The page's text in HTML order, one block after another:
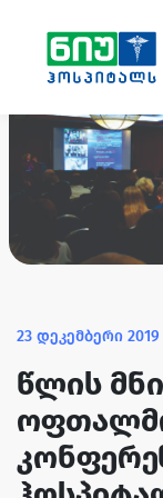
23 დეკემბერი 2019
წლის